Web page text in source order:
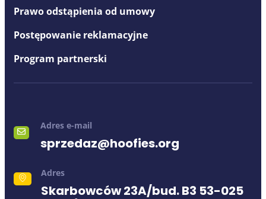
Prawo odstąpienia od umowy
Postępowanie reklamacyjne
Program partnerski
Adres e-mail
sprzedaz@hoofies.org
Adres
Skarbowców 23A/bud. B3 53-025